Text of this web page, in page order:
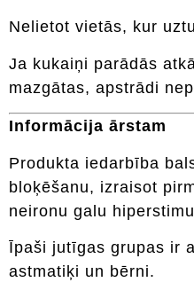
Nelietot vietās, kur
Ja kukaiņi parādās
mazgātas, apstrādi
Informācija ārstam
Produkta iedarbība
bloķēšanu, izraisot
neironu galu
Īpaši jutīgas grupas ir
astmatiķi un bērni.